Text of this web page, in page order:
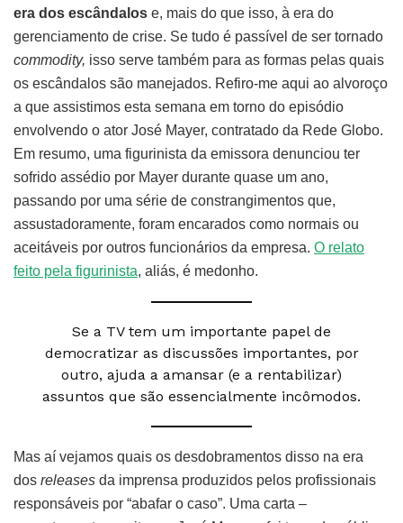
era dos escândalos e, mais do que isso, à era do
gerenciamento de crise. Se tudo é passível de ser tornado
commodity, isso serve também para as formas pelas quais
os escândalos são manejados. Refiro-me aqui ao alvoroço
a que assistimos esta semana em torno do episódio
envolvendo o ator José Mayer, contratado da Rede Globo.
Em resumo, uma figurinista da emissora denunciou ter
sofrido assédio por Mayer durante quase um ano,
passando por uma série de constrangimentos que,
assustadoramente, foram encarados como normais ou
aceitáveis por outros funcionários da empresa. O relato
feito pela figurinista, aliás, é medonho.
Se a TV tem um importante papel de
democratizar as discussões importantes, por
outro, ajuda a amansar (e a rentabilizar)
assuntos que são essencialmente incômodos.
Mas aí vejamos quais os desdobramentos disso na era
dos releases da imprensa produzidos pelos profissionais
responsáveis por “abafar o caso”. Uma carta –